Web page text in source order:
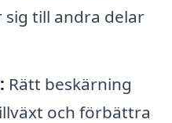
till andra delar
Rätt beskärning
och förbättra